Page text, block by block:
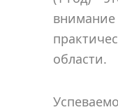
внимание
области.